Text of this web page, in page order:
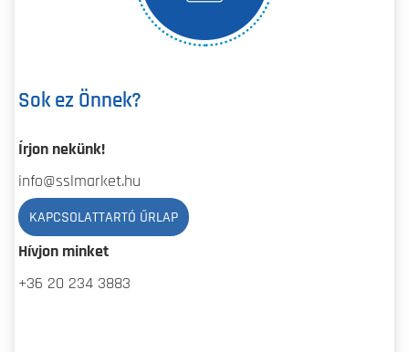
Sok ez Önnek?
Írjon nekünk!
info@sslmarket.hu
KAPCSOLATTARTÓ ŰRLAP
Hívjon minket
+36 20 234 3883